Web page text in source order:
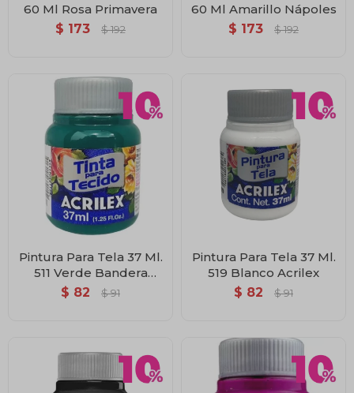
60 Ml Rosa Primavera
$ 173 $ 192
60 Ml Amarillo Nápoles
$ 173 $ 192
Pintura Para Tela 37 Ml.
511 Verde Bandera
Acrilex
$ 82 $ 91
Pintura Para Tela 37 Ml.
519 Blanco Acrilex
$ 82 $ 91